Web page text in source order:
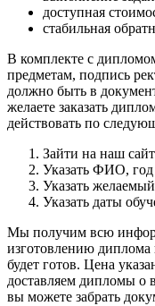
доступная
стабильная
В комплекте с
предметам, подпись
должно быть в
желаете заказать
действовать по
Зайти на наш
Указать ФИО,
Указать
Указать даты
Мы получим всю
изготовлению диплома
будет готов. Цена
доставляем дипломы о
вы можете забрать